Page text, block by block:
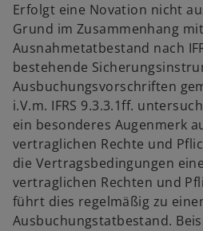
Erfolgt eine Novation nicht
Grund im Zusammenhang
Ausnahmetatbestand nach
bestehende
Ausbuchungsvorschriften
i.V.m. IFRS 9.3.3.1ff.
ein besonderes Augenmerk
vertraglichen Rechte und
die Vertragsbedingungen
vertraglichen Rechten und
führt dies regelmäßig zu
Ausbuchungstatbestand.